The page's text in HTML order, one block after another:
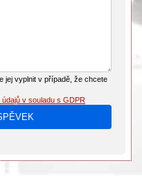
jej vyplnit v případě, že chcete
v souladu s GDPR